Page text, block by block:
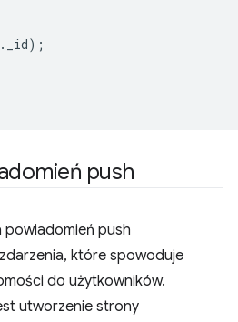
. _id);
push
powiadomień push
które spowoduje
do użytkowników.
utworzenie strony